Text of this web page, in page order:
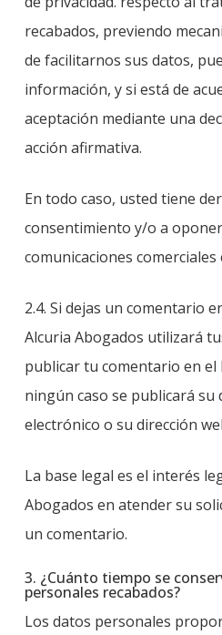
recabados, previendo
de facilitarnos sus datos,
información, y si está de
aceptación mediante una
acción afirmativa.
En todo caso, usted tiene
consentimiento y/o a
comunicaciones
2.4. Si dejas un comentario
Alcuria Abogados utilizará
publicar tu comentario en
ningún caso se publicará su
electrónico o su dirección
La base legal es el interés
Abogados en atender su
un comentario.
3. ¿Cuánto tiempo se
personales recabados?
Los datos personales